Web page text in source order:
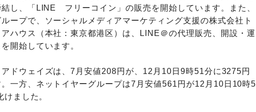
し、「LINE フリーコイン」の販売を開始しています。また、
ープで、ソーシャルメディアマーケティング支援の株式会社ト
ハウス（本社：東京都港区）は、LINE＠の代理販売、開設・運
開始しています。
ドウェイズは、7月安値208円が、12月10日9時51分に3275円
一方、ネットイヤーグループは7月安値561円が12月10日10時5
ました。